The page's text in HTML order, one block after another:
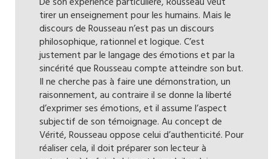
tirer un enseignement pour les humains. Mais le
discours de Rousseau n’est pas un discours
philosophique, rationnel et logique. C’est
justement par le langage des émotions et par la
sincérité que Rousseau compte atteindre son but.
Il ne cherche pas à faire une démonstration, un
raisonnement, au contraire il se donne la liberté
d’exprimer ses émotions, et il assume l’aspect
subjectif de son témoignage. Au concept de
Vérité, Rousseau oppose celui d’authenticité. Pour
réaliser cela, il doit préparer son lecteur à